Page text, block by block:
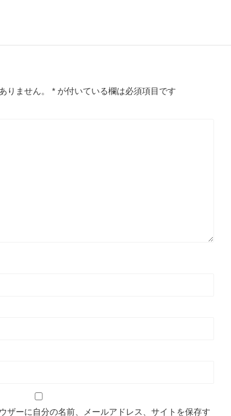
りません。 * が付いている欄は必須項目です
ザーに自分の名前、メールアドレス、サイトを保存す